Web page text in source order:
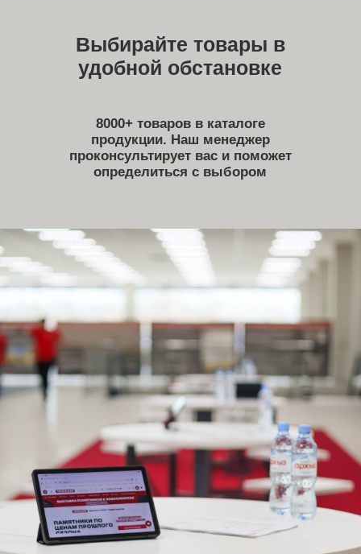
памятника. Наши специалисты готовы
помочь вам на каждом этапе, чтобы
процесс был максимально удобным
Все заказы сопровождает дизайнер, с
которым вы можете проконсультироваться
по любому вопросу: от дизайна памятника
до гравировки
Предоставляем услуги
дизайнера